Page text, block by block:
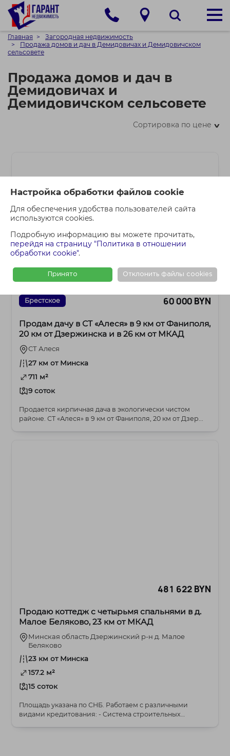
Настройка обработки файлов cookie
Для обеспечения удобства пользователей сайта
используются cookies.
Подробную информацию вы можете прочитать,
перейдя на страницу "Политика в отношении
обработки cookie".
Принято Отклонить файлы cookies
Главная
Загородная недвижимость
Продажа домов и дач в Демидовичах и Демидовичском
сельсовете
Продажа домов и дач в
Демидовичах и
Демидовичском сельсовете
Сортировка по цене>
Брестское 60 000 BYN
Продам дачу в СТ «Алеся» в 9 км от Фаниполя,
20 км от Дзержинска и в 26 км от МКАД
СТ Алеся
27 км от Минска
711 м²
9 соток
Продается кирпичная дача в экологически чистом
районе. СТ «Алеся» в 9 км от Фаниполя, 20 км от Дзер...
481 622 BYN
Продаю коттедж с четырьмя спальнями в д.
Малое Беляково, 23 км от МКАД
Минская область Дзержинский р-н д. Малое
Беляково
23 км от Минска
157.2 м²
15 соток
Площадь указана по СНБ. Работаем с различными
видами кредитования: - Система строительных